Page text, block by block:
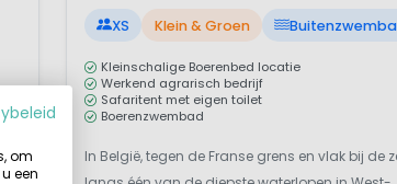
XS Klein & Groen
Kleinschalige Boerenbed locatie
Werkend agrarisch bedrijf
Safaritent met eigen toilet
Boerenzwembad
In België, tegen de Franse grens en vlak bij de
om
een